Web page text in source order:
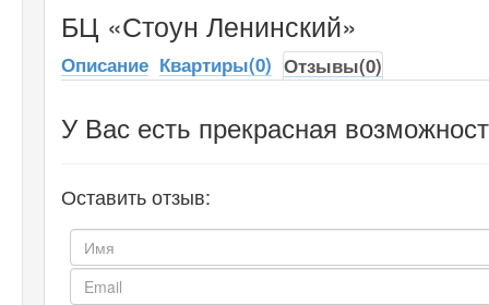
БЦ «Стоун Ленинский»
Описание Квартиры(0) Отзывы(0)
У Вас есть прекрасная
Оставить отзыв: